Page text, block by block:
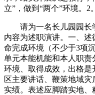
立”，做到“两个”环境。2
请为一名长儿园园长
内容为述职演讲。一、
命完成环境（不少于3项
单元本能机能和本人职
环境、取得成效，出格
区主要讲话、鞭策地域
实绩。表述应脚踏实地、